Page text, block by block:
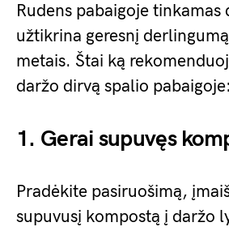
Rudens pabaigoje tinkamas
užtikrina geresnį
metais. Štai ką
daržo dirvą spalio pabaigoje:
1. Gerai supuvęs
Pradėkite pasiruošimą,
supuvusį kompostą į daržo